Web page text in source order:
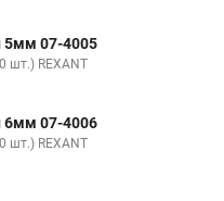
5мм 07-4005
шт.) REXANT
6мм 07-4006
шт.) REXANT